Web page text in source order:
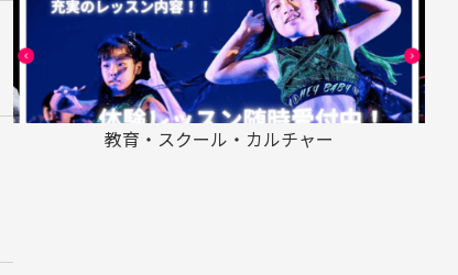
教育・スクール・カルチャー